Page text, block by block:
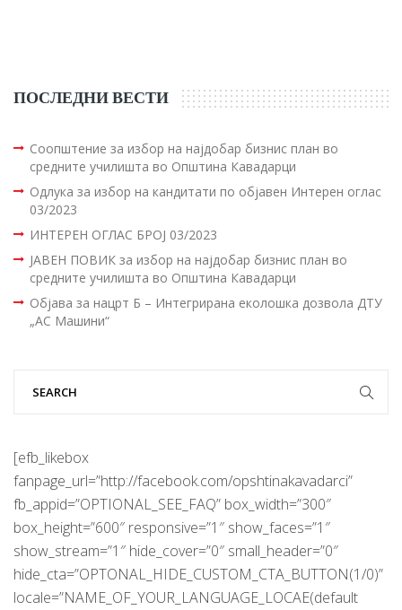
ПОСЛЕДНИ ВЕСТИ
Соопштение за избор на најдобар бизнис план во
средните училишта во Општина Кавадарци
Одлука за избор на кандитати по објавен Интерен оглас
03/2023
ИНТЕРЕН ОГЛАС БРОЈ 03/2023
ЈАВЕН ПОВИК за избор на најдобар бизнис план во
средните училишта во Општина Кавадарци
Објава за нацрт Б – Интегрирана еколошка дозвола ДТУ
„АС Машини“
[efb_likebox
fanpage_url=”http://facebook.com/opshtinakavadarci”
fb_appid=”OPTIONAL_SEE_FAQ” box_width=”300″
box_height=”600″ responsive=”1″ show_faces=”1″
show_stream=”1″ hide_cover=”0″ small_header=”0″
hide_cta=”OPTONAL_HIDE_CUSTOM_CTA_BUTTON(1/0)”
locale=”NAME_OF_YOUR_LANGUAGE_LOCAE(default